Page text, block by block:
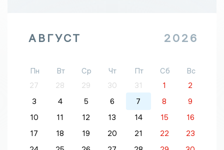
АВГУСТ 2026
Пн Вт Ср Чт Пт Сб
Вс
27
28 29 30 31 1
2
3
4 5 6 7 8
9
10
11 12 13 14 15
16
17
18 19 20 21 22
23